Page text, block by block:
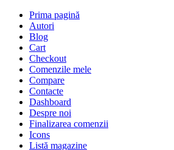
Prima pagină
Autori
Blog
Cart
Checkout
Comenzile mele
Compare
Contacte
Dashboard
Despre noi
Finalizarea comenzii
Icons
Listă magazine